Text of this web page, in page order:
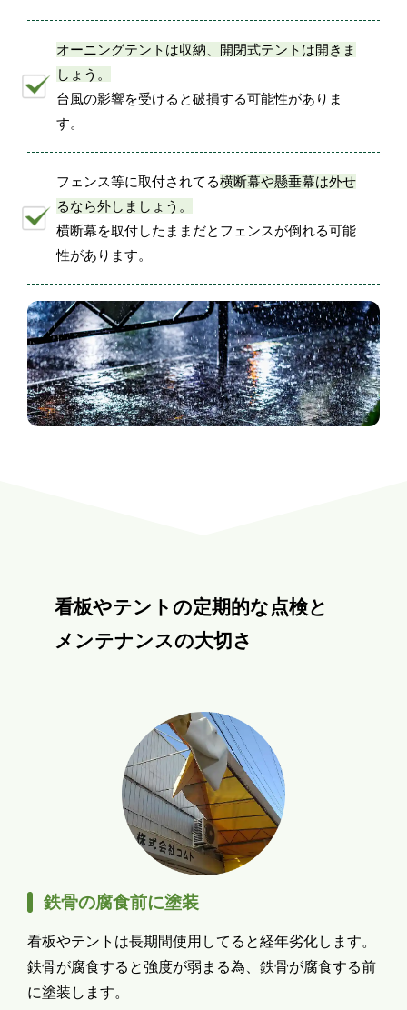
オーニングテントは収納、開閉式テントは開きま
しょう。
台風の影響を受けると破損する可能性がありま
す。
フェンス等に取付されてる横断幕や懸垂幕は外せ
るなら外しましょう。
横断幕を取付したままだとフェンスが倒れる可能
性があります。
看板やテントの定期的な点検と
メンテナンスの大切さ
鉄骨の腐食前に塗装
看板やテントは長期間使用してると経年劣化します。
鉄骨が腐食すると強度が弱まる為、鉄骨が腐食する前
に塗装します。